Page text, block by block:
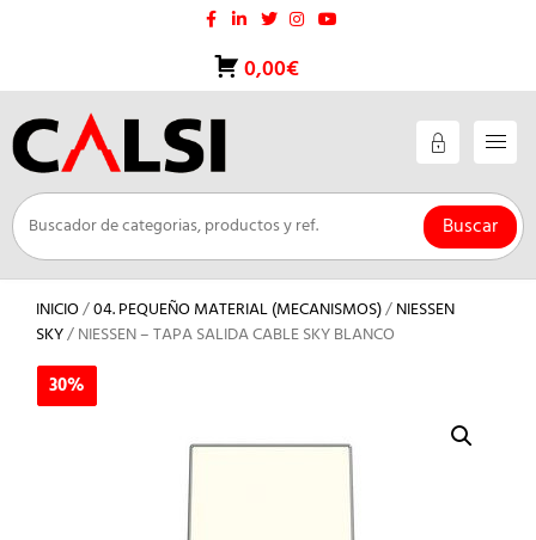
0,00€
Buscar
INICIO/04. PEQUEÑO MATERIAL (MECANISMOS)/NIESSEN
SKY/ NIESSEN – TAPA SALIDA CABLE SKY BLANCO
30%
30%